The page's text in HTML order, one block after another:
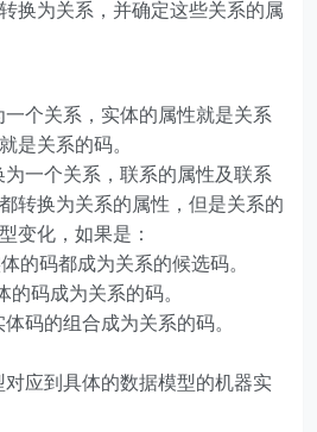
换为关系，并确定这些关系的属
个关系，实体的属性就是关系
是关系的码。
一个关系，联系的属性及联系
转换为关系的属性，但是关系的
变化，如果是：
的码都成为关系的候选码。
的码成为关系的码。
码的组合成为关系的码。
对应到具体的数据模型的机器实